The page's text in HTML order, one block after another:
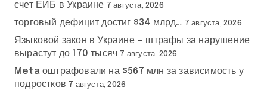
счет ЕИБ в Украине 7 августа, 2026
торговый дефицит достиг $34 млрд… 7 августа, 2026
Языковой закон в Украине — штрафы за нарушение
вырастут до 170 тысяч 7 августа, 2026
Meta оштрафовали на $567 млн за зависимость у
подростков 7 августа, 2026